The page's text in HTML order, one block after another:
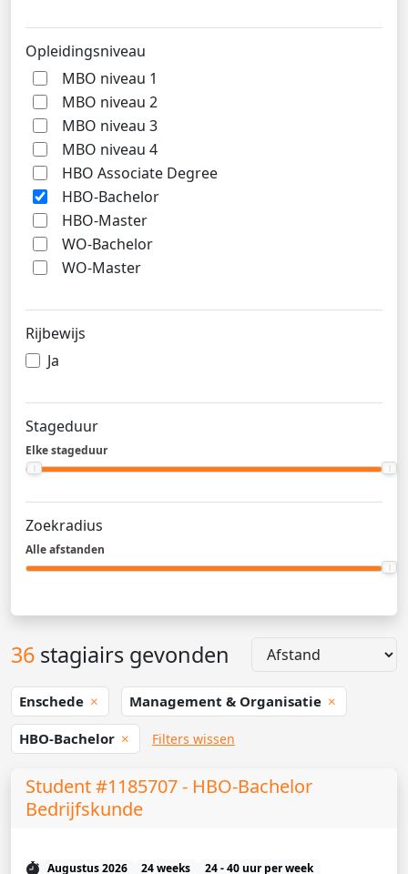
Opleidingsniveau
MBO niveau 1
MBO niveau 2
MBO niveau 3
MBO niveau 4
HBO Associate Degree
HBO-Bachelor
HBO-Master
WO-Bachelor
WO-Master
Rijbewijs
Ja
Stageduur
Elke stageduur
Zoekradius
Alle afstanden
36 stagiairs gevonden
Enschede Management & Organisatie
HBO-Bachelor Filters wissen
Student #1185707 - HBO-Bachelor
Bedrijfskunde
Augustus 2026 24 weeks 24 - 40 uur per week